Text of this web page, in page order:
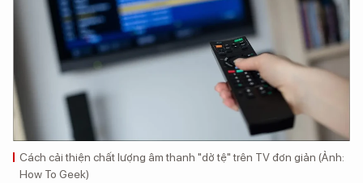
Cách cải thiện chất lượng âm thanh "dở tệ" trên TV đơn giản (Ảnh:
How To Geek)